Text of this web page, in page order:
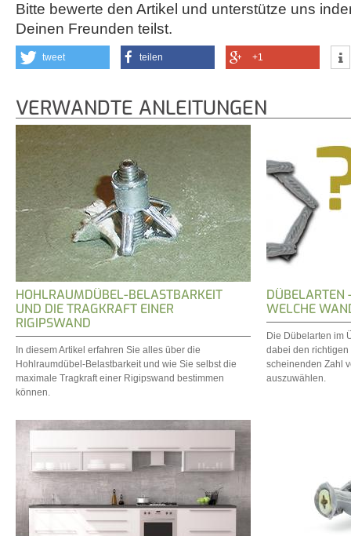
Bitte bewerte den Artikel und unterstütze uns
Deinen Freunden teilst.
tweet teilen +1
VERWANDTE ANLEITUNGEN
HOHLRAUMDÜBEL-BELASTBARKEIT
UND DIE TRAGKRAFT EINER
RIGIPSWAND
In diesem Artikel erfahren Sie alles über die
Hohlraumdübel-Belastbarkeit und wie Sie selbst die
maximale Tragkraft einer Rigipswand bestimmen
können.
DÜBELARTEN
WELCHE
Die Dübelarten im
dabei den
scheinenden Zahl
auszuwählen.